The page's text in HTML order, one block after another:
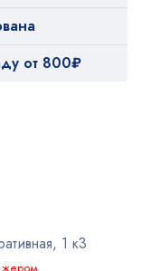
от 800₽
1 к3